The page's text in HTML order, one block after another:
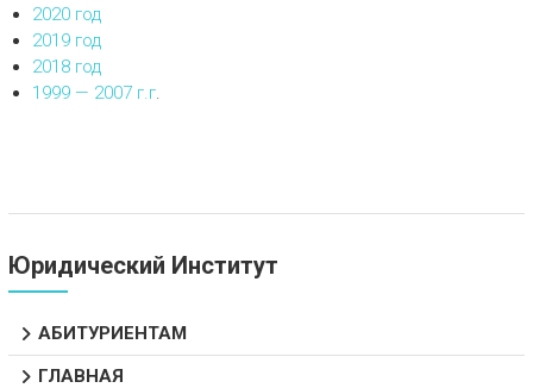
2020 год
2019 год
2018 год
1999 — 2007 г.г.
Юридический Институт
АБИТУРИЕНТАМ
ГЛАВНАЯ